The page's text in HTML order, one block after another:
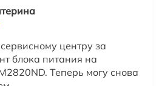
центру за
блока питания на
Теперь могу снова